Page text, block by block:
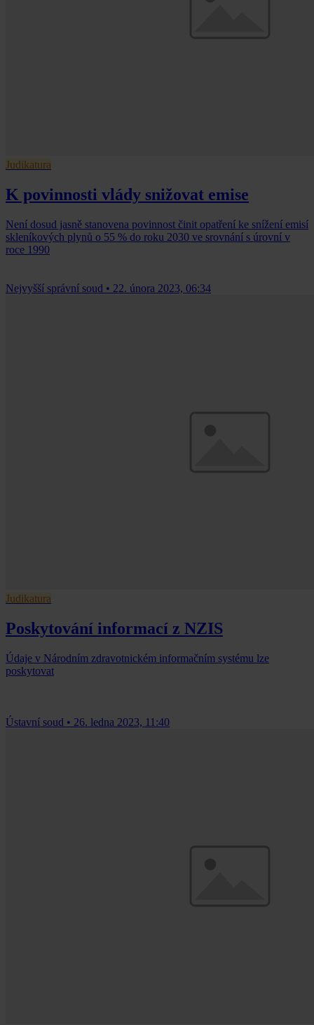
Judikatura
K povinnosti vlády snižovat emise
Není dosud jasně stanovena povinnost činit opatření ke snížení emisí
skleníkových plynů o 55 % do roku 2030 ve srovnání s úrovní v
roce 1990
Nejvyšší správní soud • 22. února 2023, 06:34
Judikatura
Poskytování informací z NZIS
Údaje v Národním zdravotnickém informačním systému lze
poskytovat
Ústavní soud • 26. ledna 2023, 11:40